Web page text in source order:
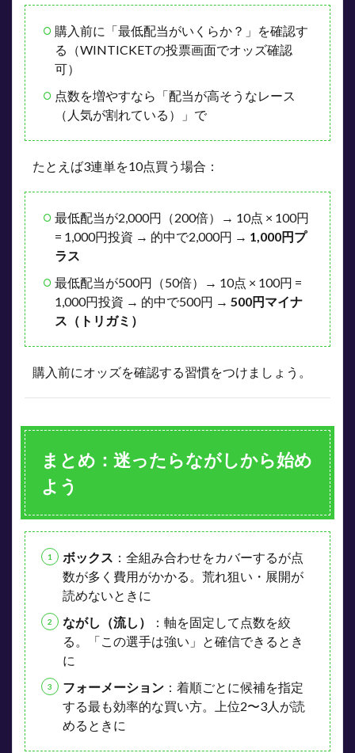
購入前に「最低配当がいくらか？」を確認す
る（WINTICKETの投票画面でオッズ確認
可）
点数を増やすなら「配当が高そうなレース
（人気が割れている）」で
たとえば3連単を10点買う場合：
最低配当が2,000円（200倍）→ 10点 × 100円
= 1,000円投資 → 的中で2,000円 → 1,000円プ
ラス
最低配当が500円（50倍）→ 10点 × 100円 =
1,000円投資 → 的中で500円 → 500円マイナ
ス（トリガミ）
購入前にオッズを確認する習慣をつけましょう。
まとめ：迷ったらながしから始め
よう
ボックス ：全組み合わせをカバーするが点
数が多く費用がかかる。荒れ狙い・展開が
読めないときに
ながし（流し）
：軸を固定して点数を絞
る。「この選手は強い」と確信できるとき
に
フォーメーション ：着順ごとに候補を指定
する最も効率的な買い方。上位2〜3人が読
めるときに